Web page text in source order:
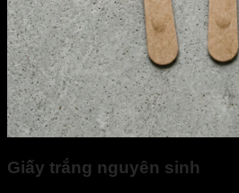
Giấy trắng nguyên sinh